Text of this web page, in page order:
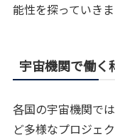
能性を探っていきま
宇宙機関で働く
各国の宇宙機関で
ど多様なプロジェ